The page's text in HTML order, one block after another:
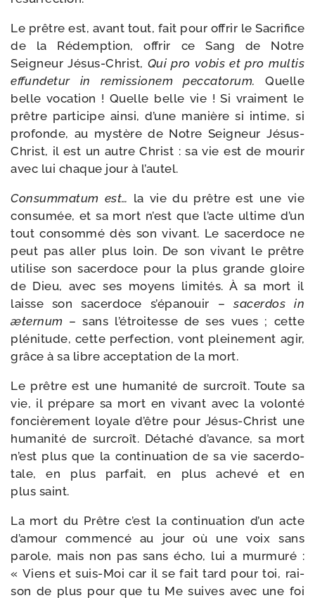
Le prêtre est, avant tout, fait pour offrir le Sacrifice
de la Rédemption, offrir ce Sang de Notre
Seigneur Jésus-​Christ, Qui pro vobis et pro mul­tis
effun­de­tur in remis­sio­nem pec­ca­to­rum. Quelle
belle voca­tion ! Quelle belle vie ! Si vrai­ment le
prêtre par­ti­cipe ain­si, d’une manière si intime, si
pro­fonde, au mys­tère de Notre Seigneur Jésus-​
Christ, il est un autre Christ : sa vie est de mou­rir
avec lui chaque jour à l’autel.
Consummatum est… la vie du prêtre est une vie
consu­mée, et sa mort n’est que l’acte ultime d’un
tout consom­mé dès son vivant. Le sacer­doce ne
peut pas aller plus loin. De son vivant le prêtre
uti­lise son sacer­doce pour la plus grande gloire
de Dieu, avec ses moyens limi­tés. À sa mort il
laisse son sacer­doce s’épanouir –sacer­dos in
æter­num – sans l’é­troi­tesse de ses vues ; cette
plé­ni­tude, cette per­fec­tion, vont plei­ne­ment agir,
grâce à sa libre accep­ta­tion de la mort.
Le prêtre est une huma­ni­té de sur­croît. Toute sa
vie, il pré­pare sa mort en vivant avec la volon­té
fon­ciè­re­ment loyale d’être pour Jésus-​Christ une
huma­ni­té de sur­croît. Détaché d’a­vance, sa mort
n’est plus que la conti­nua­tion de sa vie sacer­do­
tale, en plus par­fait, en plus ache­vé et en
plus saint.
La mort du Prêtre c’est la conti­nua­tion d’un acte
d’a­mour com­men­cé au jour où une voix sans
parole, mais non pas sans écho, lui a mur­mu­ré :
« Viens et suis-​Moi car il se fait tard pour toi, rai­
son de plus pour que tu Me suives avec une foi